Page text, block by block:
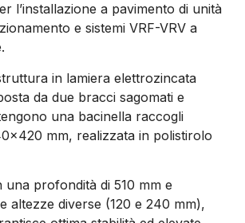
l’installazione a pavimento di unità
e sistemi VRF-VRV a
in lamiera elettrozincata
da due bracci sagomati e
una bacinella raccogli
mm, realizzata in polistirolo
una profondità di 510 mm e
altezze diverse (120 e 240 mm),